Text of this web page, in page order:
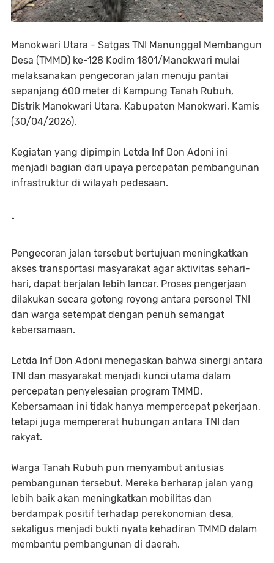
‎Manokwari Utara - Satgas TNI Manunggal Membangun
Desa (TMMD) ke-128 Kodim 1801/Manokwari mulai
melaksanakan pengecoran jalan menuju pantai
sepanjang 600 meter di Kampung Tanah Rubuh,
Distrik Manokwari Utara, Kabupaten Manokwari, Kamis
(30/04/2026).
‎Kegiatan yang dipimpin Letda Inf Don Adoni ini
menjadi bagian dari upaya percepatan pembangunan
infrastruktur di wilayah pedesaan.
-
‎Pengecoran jalan tersebut bertujuan meningkatkan
akses transportasi masyarakat agar aktivitas sehari-
hari, dapat berjalan lebih lancar. Proses pengerjaan
dilakukan secara gotong royong antara personel TNI
dan warga setempat dengan penuh semangat
kebersamaan.
‎Letda Inf Don Adoni menegaskan bahwa sinergi antara
TNI dan masyarakat menjadi kunci utama dalam
percepatan penyelesaian program TMMD.
Kebersamaan ini tidak hanya mempercepat pekerjaan,
tetapi juga mempererat hubungan antara TNI dan
rakyat.
‎Warga Tanah Rubuh pun menyambut antusias
pembangunan tersebut. Mereka berharap jalan yang
lebih baik akan meningkatkan mobilitas dan
berdampak positif terhadap perekonomian desa,
sekaligus menjadi bukti nyata kehadiran TMMD dalam
membantu pembangunan di daerah.